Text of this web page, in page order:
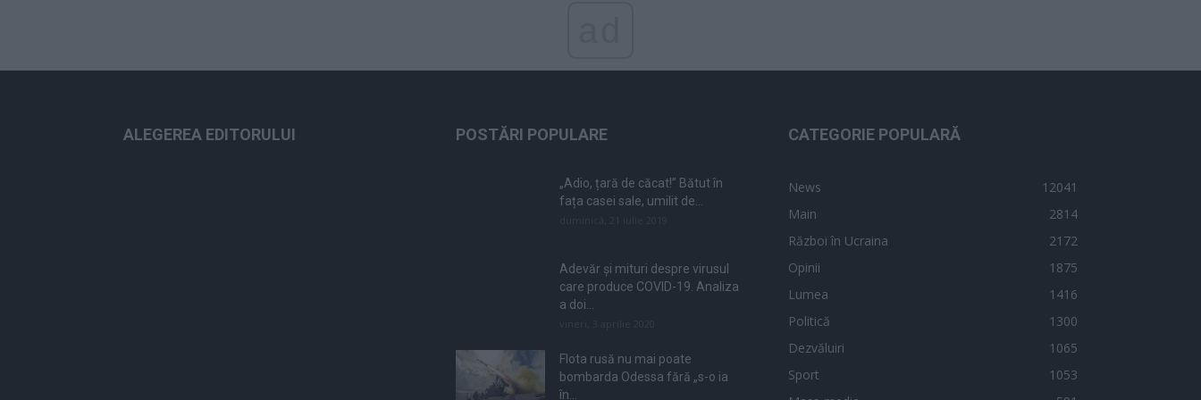
ALEGEREA EDITORULUI POSTĂRI POPULARE
„Adio, țară de căcat!” Bătut în
fața casei sale, umilit de...
Adevăr și mituri despre virusul
care produce COVID-19. Analiza
a doi...
Flota rusă nu mai poate
bombarda Odessa fără „s-o ia
în...
CATEGORIE POPULARĂ
News
12041
Main
2814
Război în Ucraina
2172
Opinii
1875
Lumea
1416
Politică
1300
Dezvăluiri
1065
Sport
1053